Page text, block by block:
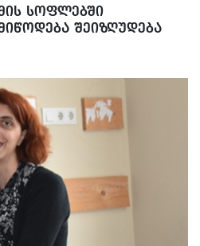
ᲡᲝᲤᲚᲔᲑᲨᲘ
ᲨᲔᲘᲖᲦᲣᲓᲔᲑᲐ